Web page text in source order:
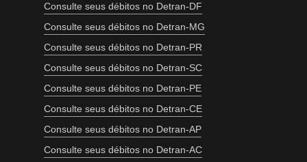
Consulte seus débitos no Detran-DF
Consulte seus débitos no Detran-MG
Consulte seus débitos no Detran-PR
Consulte seus débitos no Detran-SC
Consulte seus débitos no Detran-PE
Consulte seus débitos no Detran-CE
Consulte seus débitos no Detran-AP
Consulte seus débitos no Detran-AC